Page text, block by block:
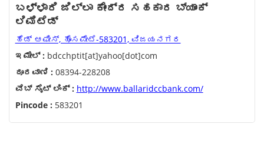
ಬಳ್ಳಾರಿ ಜಿಲ್ಲಾ ಕೇಂದ್ರ ಸಹಕಾರ ಬ್ಯಾಂಕ್
ಲಿಮಿಟೆಡ್
ಹೆಡ್ ಆಫೀಸ್, ಹೊಸಪೇಟೆ-583201, ವಿಜಯನಗರ
ಇಮೇಲ್ : bdcchptit[at]yahoo[dot]com
ದೂರವಾಣಿ : 08394-228208
ವೆಬ್ ಸೈಟ್ ಲಿಂಕ್ : http://www.ballaridccbank.com/
Pincode : 583201